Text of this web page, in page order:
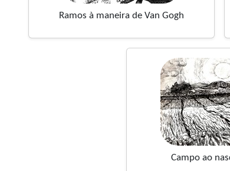
Ramos à maneira de Van Gogh
Campo ao